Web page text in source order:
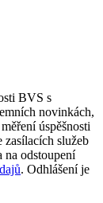
für die
oder
in Form von
BVS s
novinkách,
úspěšnosti
zasílacích služeb
na odstoupení
. Odhlášení je